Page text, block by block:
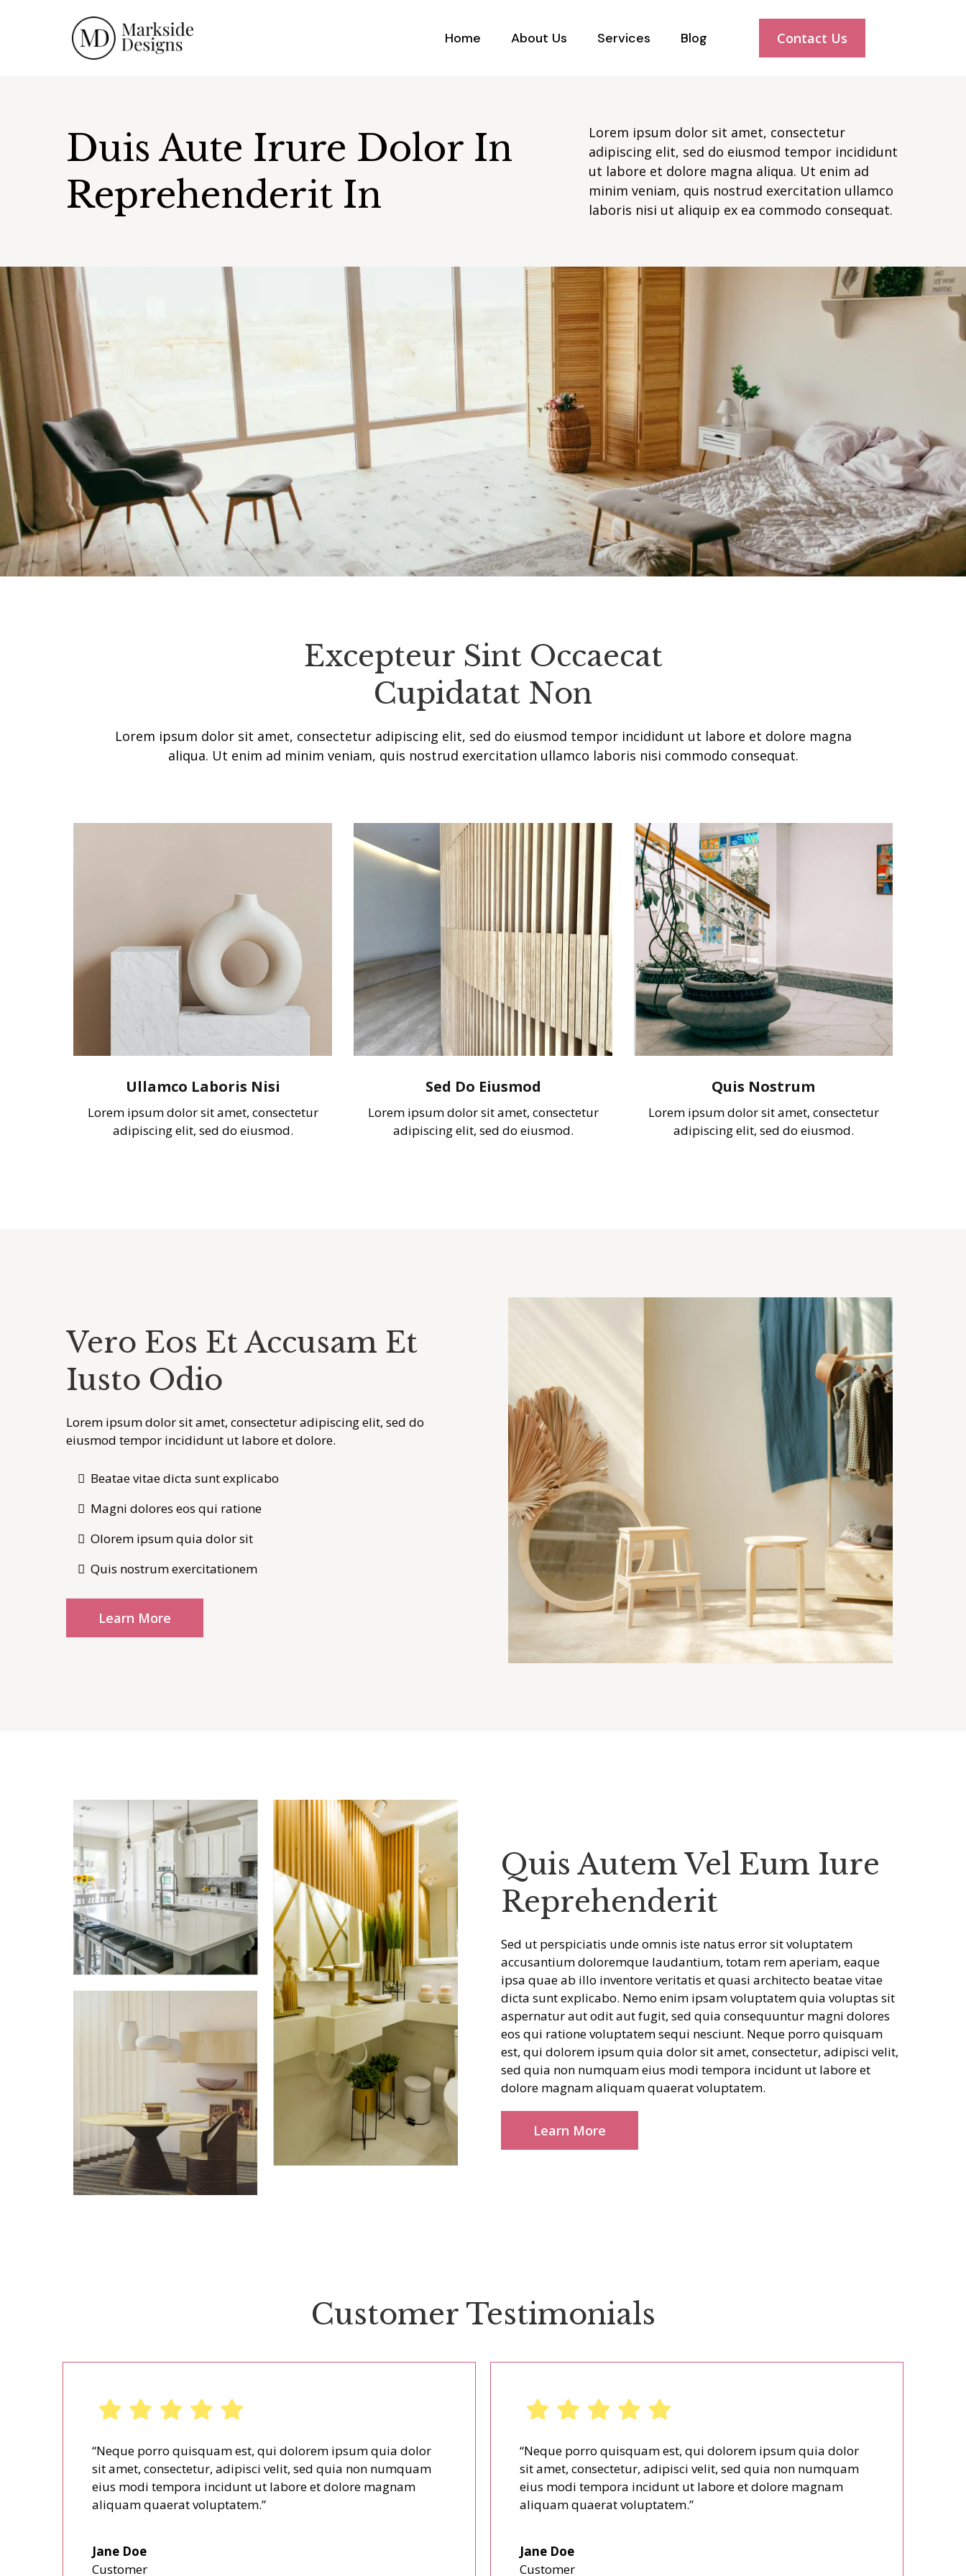
Home About Us Services Blog Contact Us
Duis Aute Irure Dolor In
Reprehenderit In
Lorem ipsum dolor sit amet, consectetur
adipiscing elit, sed do eiusmod tempor incididunt
ut labore et dolore magna aliqua. Ut enim ad
minim veniam, quis nostrud exercitation ullamco
laboris nisi ut aliquip ex ea commodo consequat.
Excepteur Sint Occaecat
Cupidatat Non
Lorem ipsum dolor sit amet, consectetur adipiscing elit, sed do eiusmod tempor incididunt ut labore et dolore magna
aliqua. Ut enim ad minim veniam, quis nostrud exercitation ullamco laboris nisi commodo consequat.
Ullamco Laboris Nisi
Lorem ipsum dolor sit amet, consectetur
adipiscing elit, sed do eiusmod.
Sed Do Eiusmod
Lorem ipsum dolor sit amet, consectetur
adipiscing elit, sed do eiusmod.
Quis Nostrum
Lorem ipsum dolor sit amet, consectetur
adipiscing elit, sed do eiusmod.
Vero Eos Et Accusam Et
Iusto Odio
Lorem ipsum dolor sit amet, consectetur adipiscing elit, sed do
eiusmod tempor incididunt ut labore et dolore.
Beatae vitae dicta sunt explicabo
Magni dolores eos qui ratione
Olorem ipsum quia dolor sit
Quis nostrum exercitationem
Learn More
Quis Autem Vel Eum Iure
Reprehenderit
Sed ut perspiciatis unde omnis iste natus error sit voluptatem
accusantium doloremque laudantium, totam rem aperiam, eaque
ipsa quae ab illo inventore veritatis et quasi architecto beatae vitae
dicta sunt explicabo. Nemo enim ipsam voluptatem quia voluptas sit
aspernatur aut odit aut fugit, sed quia consequuntur magni dolores
eos qui ratione voluptatem sequi nesciunt. Neque porro quisquam
est, qui dolorem ipsum quia dolor sit amet, consectetur, adipisci velit,
sed quia non numquam eius modi tempora incidunt ut labore et
dolore magnam aliquam quaerat voluptatem.
Learn More
Customer Testimonials
“Neque porro quisquam est, qui dolorem ipsum quia dolor
sit amet, consectetur, adipisci velit, sed quia non numquam
eius modi tempora incidunt ut labore et dolore magnam
aliquam quaerat voluptatem.”
Jane Doe
Customer
“Neque porro quisquam est, qui dolorem ipsum quia dolor
sit amet, consectetur, adipisci velit, sed quia non numquam
eius modi tempora incidunt ut labore et dolore magnam
aliquam quaerat voluptatem.”
Jane Doe
Customer